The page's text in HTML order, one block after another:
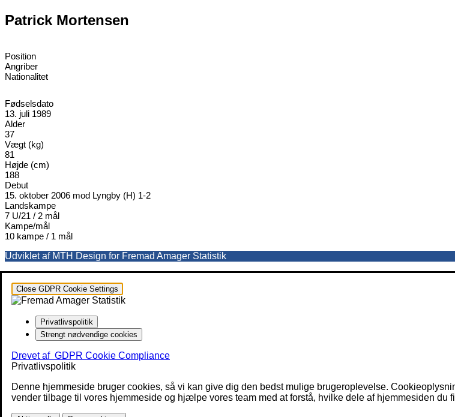
Patrick Mortensen
Position
Angriber
Nationalitet
Fødselsdato
13. juli 1989
Alder
37
Vægt (kg)
81
Højde (cm)
188
Debut
15. oktober 2006 mod Lyngby (H) 1-2
Landskampe
7 U/21 / 2 mål
Kampe/mål
10 kampe / 1 mål
Udviklet af MTH Design for Fremad Amager Statistik
Close GDPR Cookie Settings
Privatlivspolitik
Strengt nødvendige cookies
Drevet af GDPR Cookie Compliance
Privatlivspolitik
Denne hjemmeside bruger cookies, så vi kan give dig den bedst mulige brugeroplevelse.
vender tilbage til vores hjemmeside og hjælpe vores team med at forstå, hvilke dele af hjemmesiden du